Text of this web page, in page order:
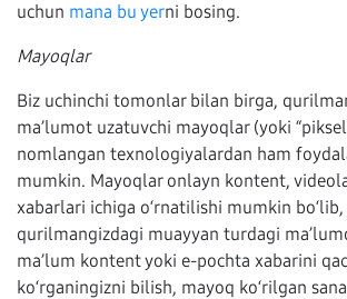
uchun mana bu yerni bosing.
Mayoqlar
Biz uchinchi tomonlar bilan birga,
ma’lumot uzatuvchi mayoqlar (yoki
nomlangan texnologiyalardan ham
mumkin. Mayoqlar onlayn kontent,
xabarlari ichiga o‘rnatilishi mumkin
qurilmangizdagi muayyan turdagi
ma’lum kontent yoki e-pochta xabarini
ko‘rganingizni bilish, mayoq ko‘rilgan